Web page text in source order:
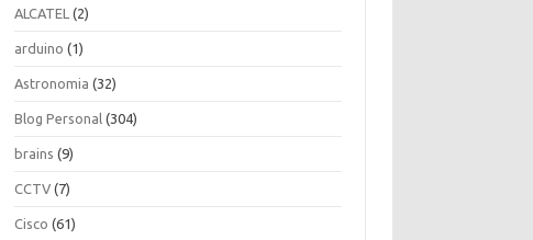
ALCATEL (2)
arduino (1)
Astronomia (32)
Blog Personal (304)
brains (9)
CCTV (7)
Cisco (61)